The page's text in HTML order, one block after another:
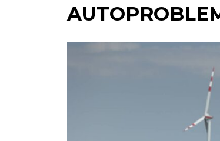
DACIA
JOGGER